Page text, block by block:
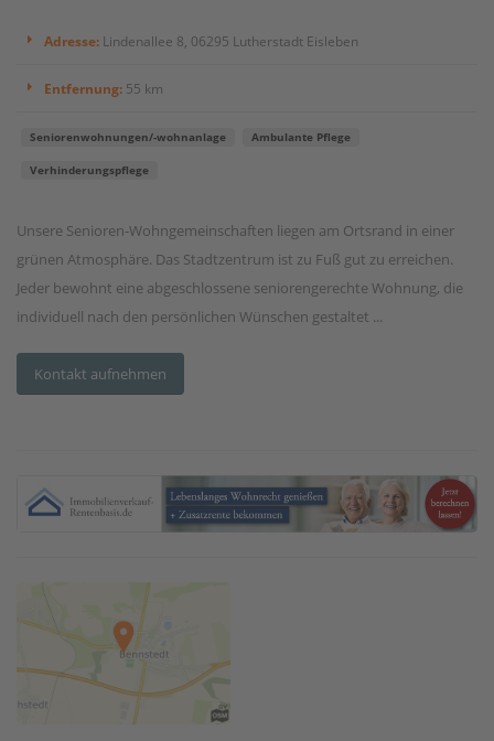
Adresse: Lindenallee 8, 06295 Lutherstadt Eisleben
Entfernung: 55 km
Seniorenwohnungen/-wohnanlage Ambulante Pflege
Verhinderungspflege
Unsere Senioren-Wohngemeinschaften liegen am Ortsrand in einer
grünen Atmosphäre. Das Stadtzentrum ist zu Fuß gut zu erreichen.
Jeder bewohnt eine abgeschlossene seniorengerechte Wohnung, die
individuell nach den persönlichen Wünschen gestaltet ...
Kontakt aufnehmen